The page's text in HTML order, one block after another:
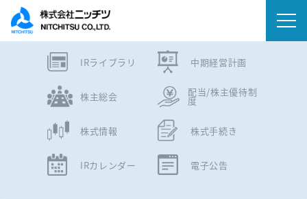
IRライブラリ 中期経営計画
株主総会 配当/株主優待制
度
株式情報 株式手続き
IRカレンダー 電子公告